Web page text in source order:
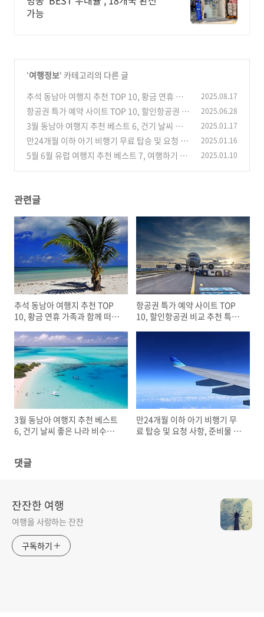
가능
'여행정보' 카테고리의 다른 글
추석 동남아 여행지 추천 TOP 10, 황금 연휴 가
족과 함께 떠나기 좋은 나라 (0)
2025.08.17
항공권 특가 예약 사이트 TOP 10, 할인항공권 비
교 추천 특징 장점
(0)
2025.06.28
3월 동남아 여행지 추천 베스트 6, 건기 날씨 좋은
나라 비수기 가성비 휴양지
(0)
2025.01.17
만24개월 이하 아기 비행기 무료 탑승 및 요청 사
항, 준비물 주의할 점 공항 이용 팁
(0)
2025.01.16
5월 6월 유럽 여행지 추천 베스트 7, 여행하기 좋
2025.01.10
관련글
추석 동남아 여행지 추천 TOP
10, 황금 연휴 가족과 함께 떠나
항공권 특가 예약 사이트 TOP
10, 할인항공권 비교 추천 특징
3월 동남아 여행지 추천 베스트
6, 건기 날씨 좋은 나라 비수기
만24개월 이하 아기 비행기 무
료 탑승 및 요청 사항, 준비물 주
댓글
잔잔한 여행
여행을 사랑하는 잔잔
구독하기